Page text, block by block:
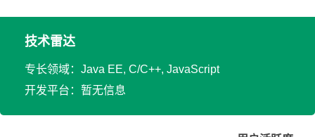
技术雷达
专长领域：Java EE, C/C++, JavaScript
开发平台：暂无信息